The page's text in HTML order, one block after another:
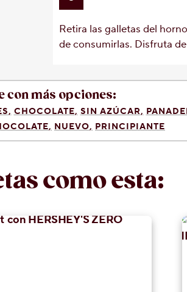
Retira las galletas del
de consumirlas. Disfruta
con más opciones:
CHOCOLATE SIN AZÚCAR
NUEVO PRINCIPIANTE
como esta: